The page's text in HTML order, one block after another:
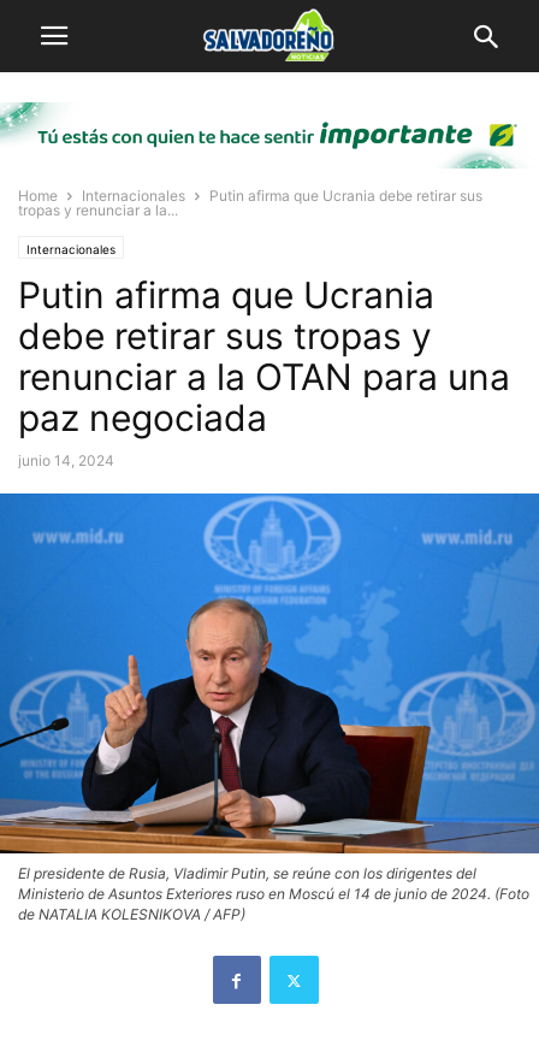
Home Internacionales
Putin afirma que Ucrania debe retirar sus
tropas y renunciar a la...
Internacionales
Putin afirma que Ucrania
debe retirar sus tropas y
renunciar a la OTAN para una
paz negociada
junio 14, 2024
El presidente de Rusia, Vladimir Putin, se reúne con los dirigentes del
Ministerio de Asuntos Exteriores ruso en Moscú el 14 de junio de 2024. (Foto
de NATALIA KOLESNIKOVA / AFP)